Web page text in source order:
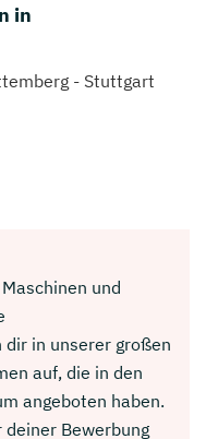
in
- Stuttgart
und
in unserer großen
auf, die in den
angeboten haben.
Bewerbung